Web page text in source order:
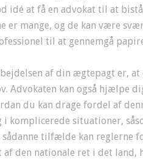
idé at få en advokat til at
er mange, og de kan være
til at gennemgå
af din ægtepagt er, at
Advokaten kan også hjælpe
du kan drage fordel af
komplicerede situationer,
tilfælde kan reglerne
den nationale ret i det land,